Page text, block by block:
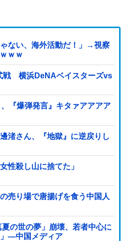
ない、海外活動だ！」→視察
ｗｗ
戦 横浜DeNAベイスターズvs
『爆弾発言』キタァアアアア
渚さん、『地獄』に逆戻りし
性殺し山に捨てた」
売り場で唐揚げを食う中国人
夏の世の夢」崩壊、若者中心に
―中国メディア